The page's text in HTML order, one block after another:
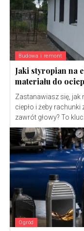
Budowa i remont
Jaki styropian na
materiału do
Zastanawiasz się, jak
ciepło i żeby rachunki
zawrót głowy? To
Ogród